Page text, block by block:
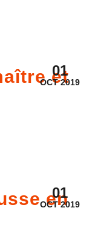
et
01
OCT 2019
en
01
OCT 2019